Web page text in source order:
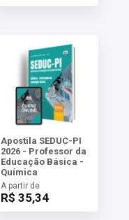
Apostila SEDUC-PI
2026 - Professor da
Educação Básica -
Química
A partir de
R$ 35,34